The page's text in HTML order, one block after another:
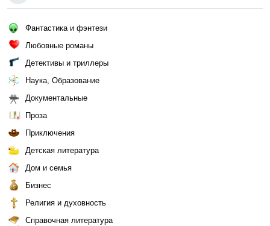
Фантастика и фэнтези
Любовные романы
Детективы и триллеры
Наука, Образование
Документальные
Проза
Приключения
Детская литература
Дом и семья
Бизнес
Религия и духовность
Справочная литература